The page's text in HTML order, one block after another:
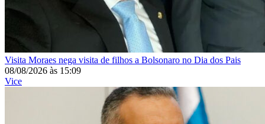
Visita Moraes nega visita de filhos a Bolsonaro no Dia dos Pais
08/08/2026 às 15:09
Vice